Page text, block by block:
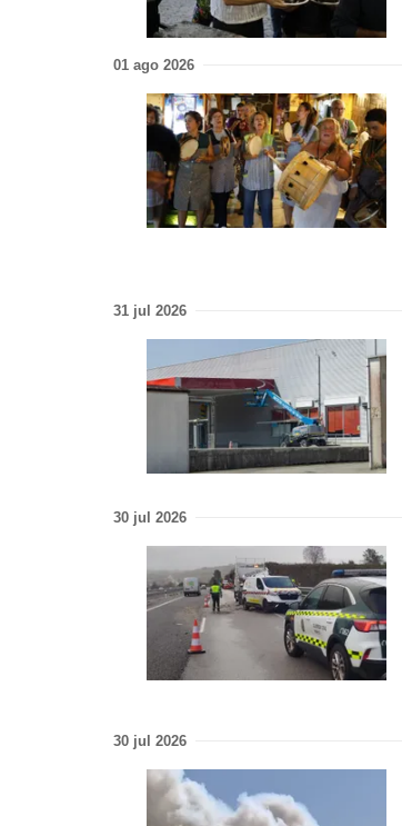
01 ago 2026
31 jul 2026
30 jul 2026
30 jul 2026